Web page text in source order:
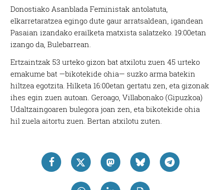
Donostiako Asanblada Feministak antolatuta,
elkarretaratzea egingo dute gaur arratsaldean, igandean
Pasaian izandako erailketa matxista salatzeko. 19:00etan
izango da, Bulebarrean.
Ertzaintzak 53 urteko gizon bat atxilotu zuen 45 urteko
emakume bat —bikotekide ohia— suzko arma batekin
hiltzea egotzita. Hilketa 16:00etan gertatu zen, eta gizonak
ihes egin zuen autoan. Geroago, Villabonako (Gipuzkoa)
Udaltzaingoaren bulegora joan zen, eta bikotekide ohia
hil zuela aitortu zuen. Bertan atxilotu zuten.